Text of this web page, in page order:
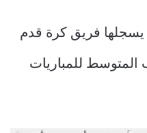
يسجلها فريق كرة قدم
المتوسط ​​للمباريات